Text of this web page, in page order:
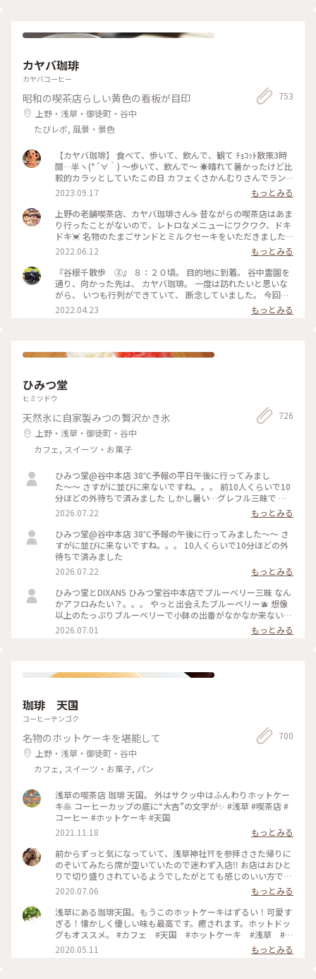
カヤバ珈琲
カヤバコーヒー
昭和の喫茶店らしい黄色の看板が目印
上野・浅草・御徒町・谷中
たびレポ, 風景・景色
753
【カヤバ珈琲】 食べて、歩いて、飲んで、観て ﾁｮｺｯﾄ散策3時
間…半ヽ(*´∀｀) 〜歩いて、飲んで〜 ☀️晴れて暑かったけど比
較的カラッとしていたこの日 カフェくさかんむりさんでラン
チsetとドーナツを食べ 次は ル・コワンさんでパフェを…と思
い ひたすら真っ直ぐ道なりに歩いていると 右手に☕️カヤバ珈
琲さんが見える👀 途中…電話があり話しながら…👣ﾃｸﾃｸﾃｸﾃｸ
500mも通り過ぎていたというミス💧 計1.6km歩き戻る気力が
なかったので（笑） いつかスムーズに入れた時にお邪魔しよ
うと思っていた 「カヤバ珈琲」さんの「いつか」が偶然にも
叶い 「谷中ジンジャー」を（^人^） ☀️暑い日にジンジャーエ
ールを頂くことが多いのですが これは今迄で一番パンチがあ
る💨💨💨 ガムシロップ…という単語が頭の中をチラッと過った
様な(● ˃̶͈̀ロ˂̶͈́)੭ꠥ⁾⁾ そのお陰でサッパリ✨ 次の目的地へ〜 #カヤ
バ珈琲 #秋さんぽ #私のことりっぷ旅 #カメラ旅 #今年は旗を
立てたところへひとつでも多く行く
2023.09.17
もっとみる
上野の老舗喫茶店、カヤバ珈琲さん☕️ 昔ながらの喫茶店はあま
り行ったことがないので、レトロなメニューにワクワク、ドキ
ドキ💓 名物のたまごサンドとミルクセーキをいただきました
♪ たまごがフワフワで、パンの香りも良いこと😍 ミルクセー
キは甘さ控えめで、ほんのり香るオレンジでスッキリとした味
わい☺️ どちらもとても美味しく、感動しきりでした✨ #たまご
サンド #ミルクセーキ #カヤバ珈琲 #上野 #ヒーリング旅 #My
ことりっぷ
2022.06.12
もっとみる
『谷根千散歩 ②』 ８：２０頃。 目的地に到着。 谷中霊園を
通り、向かった先は、 カヤバ珈琲。 一度は訪れたいと思いな
がら、 いつも行列ができていて、 断念していました。 今回
は、前日に、 ８：３０に、ネットで予約。 店内に案内され、
周りの様子を見ると、 他の席は埋まっていたため、 予約をし
す。 本日のスープを頼み、 コーヒーを追加しました。 本当
😅 こちらも、次回はリベンジを誓いました（笑） たまごサン
ドは、熱々で、 パンは、少し酸味のあるパンで、 とても相性
た味で、 美味しかったです。 名残惜しいですが、 次の目的地
に向かうため、 ９：００過ぎに、お店を出ました。 #ヒーリン
グ旅#春風さんぽ#Myことりっぷ#谷根千散歩#カヤバ珈琲#モ
ーニング#たまごサンド#珈琲#nikonfe2#散歩フィルム
2022.04.23 もっとみる
ひみつ堂
ヒミツドウ
天然氷に自家製みつの贅沢かき氷
上野・浅草・御徒町・谷中
カフェ, スイーツ・お菓子
726
ひみつ堂@谷中本店 38℃予報の平日午後に行ってみまし
た〜〜 さすがに並びに来ないですね。。。 前10人くらいで10
分ほどの外待ちで済みました しかし暑い…グレフル三昧で 果
肉たくさん載って甘いと苦いがちょうどいい！ よーぐると蜜
がいらないくらいしっかり柑橘の味🍋 溶けても生ジュースみ
たいで最後まで美味しかった 夜の部で桃メニューが出る日で
迷ったけどさすがに２時間待てない、、、 それに17時からけ
っこう並ぶのよね。。日没前でまだ暑いし！ 以外と日中は穴
2026.07.22
もっとみる
ひみつ堂@谷中本店 38℃予報の午後に行ってみました〜〜 さ
すがに並びに来ないですね。。。 10人くらいで10分ほどの外
待ちで済みました
2026.07.22
もっとみる
ひみつ堂とDIXANS ひみつ堂谷中本店でブルーベリー三昧 なん
かアフロみたい？。。。 やっと出会えたブルーベリー🫐 想像
以上のたっぷりブルーベリーで小鉢の出番がなかなか来ない
何粒のブルーベリー使ってるんだろ ひみつのガールズパワー
毎日お疲れ様様です！ 魔夏営業スタートなのでいっぱい通い
2026.07.01 もっとみる
珈琲 天国
コーヒーテンゴク
名物のホットケーキを堪能して
上野・浅草・御徒町・谷中
カフェ, スイーツ・お菓子, パン
700
浅草の喫茶店 珈琲 天国。 外はサクッ中はふんわりホットケー
キ🥞 コーヒーカップの底に“大吉”の文字が✨ #浅草 #喫茶店 #
コーヒー #ホットケーキ #天国
2021.11.18
もっとみる
前からずっと気になっていて、浅草神社⛩を参拝ささた帰りに
のぞいてみたら席が空いていたので迷わず入店‼️ お店はおひと
りで切り盛りされているようでしたがとても感じのいい方で、
ホットケーキ🥞は昔ながらの素朴なかんじがコーヒー☕️によく
合って美味しかった😆💕
2020.07.06
もっとみる
浅草にある珈琲天国。もうこのホットケーキはずるい！可愛す
ぎる！懐かしく優しい味も最高です。癒されます。ホットドッ
グもオススメ。 #カフェ #天国 #ホットケーキ #浅草 #東
京
2020.05.11 もっとみる